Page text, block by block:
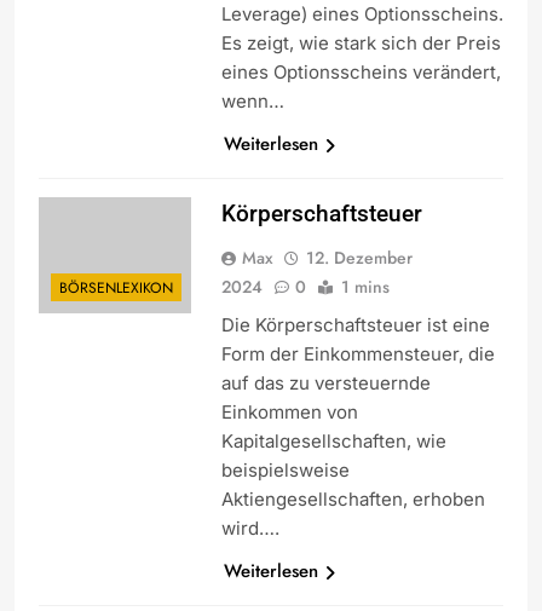
Leverage) eines Optionsscheins.
Es zeigt, wie stark sich der Preis
eines Optionsscheins verändert,
wenn…
Weiterlesen
BÖRSENLEXIKON
Körperschaftsteuer
Max
12. Dezember
2024
0 1 mins
Die Körperschaftsteuer ist eine
Form der Einkommensteuer, die
auf das zu versteuernde
Einkommen von
Kapitalgesellschaften, wie
beispielsweise
Aktiengesellschaften, erhoben
wird….
Weiterlesen